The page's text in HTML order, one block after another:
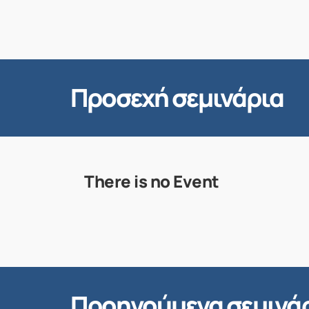
Προσεχή σεμινάρια
There is no Event